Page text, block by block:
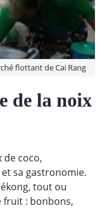
flottant de Cai Rang
de la noix
de coco,
sa gastronomie.
tout ou
fruit : bonbons,